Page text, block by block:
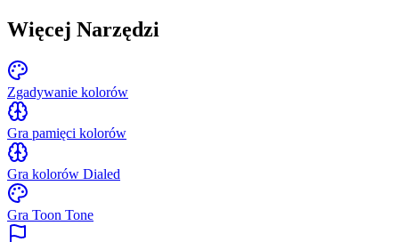
Więcej Narzędzi
Zgadywanie kolorów
Gra pamięci kolorów
Gra kolorów Dialed
Gra Toon Tone